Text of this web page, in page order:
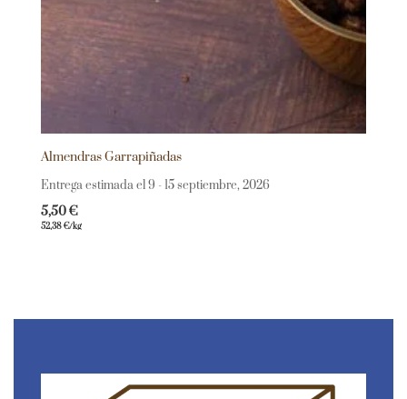
Almendras Garrapiñadas
Entrega estimada el 9 - 15 septiembre, 2026
5,50€
52,38€/kg